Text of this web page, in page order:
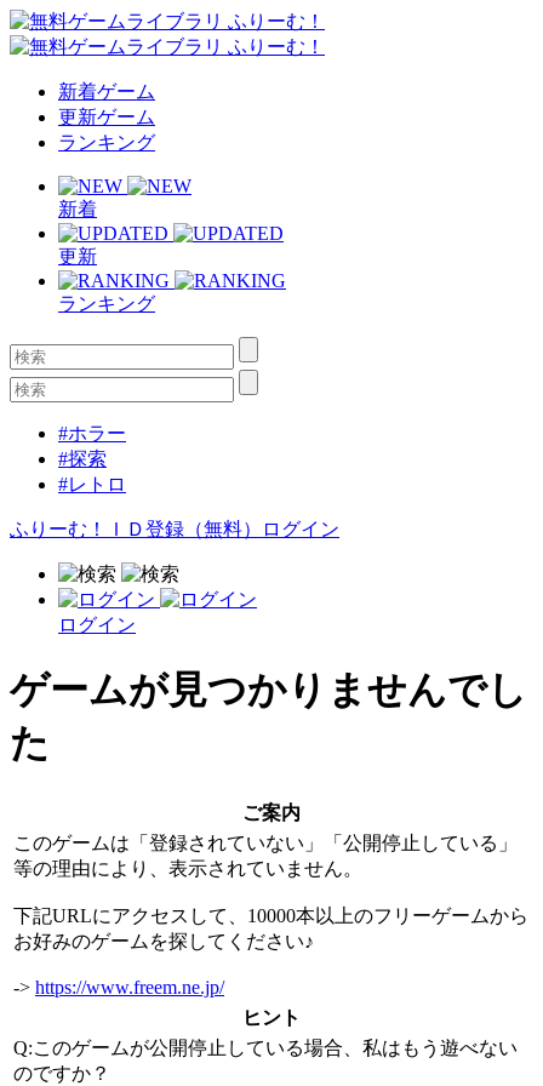
新着ゲーム
更新ゲーム
ランキング
新着
更新
ランキング
#ホラー
#探索
#レトロ
ふりーむ！ＩＤ登録（無料） ログイン
ログイン
ゲームが見つかりませんでし
た
ご案内
このゲームは「登録されていない」「公開停止している」
等の理由により、表示されていません。
下記URLにアクセスして、10000本以上のフリーゲームから
お好みのゲームを探してください♪
-> https://www.freem.ne.jp/
ヒント
Q:このゲームが公開停止している場合、私はもう遊べない
のですか？